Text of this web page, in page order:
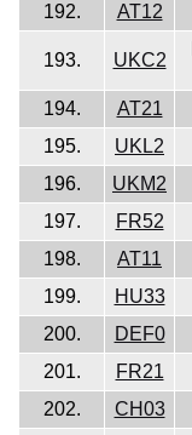
192.
AT12
193. UKC2
194. AT21
195.
UKL2
196.
UKM2
197.
FR52
198.
AT11
199.
HU33
200.
DEF0
201.
FR21
202.
CH03